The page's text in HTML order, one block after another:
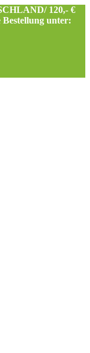
120,- €
Bestellung unter: